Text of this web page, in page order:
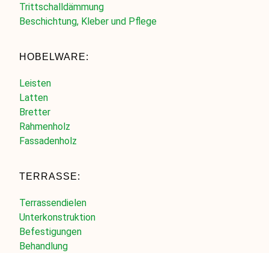
Trittschalldämmung
Beschichtung, Kleber und Pflege
HOBELWARE:
Leisten
Latten
Bretter
Rahmenholz
Fassadenholz
TERRASSE:
Terrassendielen
Unterkonstruktion
Befestigungen
Behandlung